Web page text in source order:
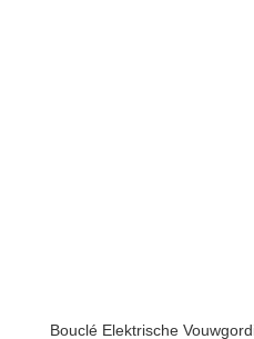
Bouclé Elektrische